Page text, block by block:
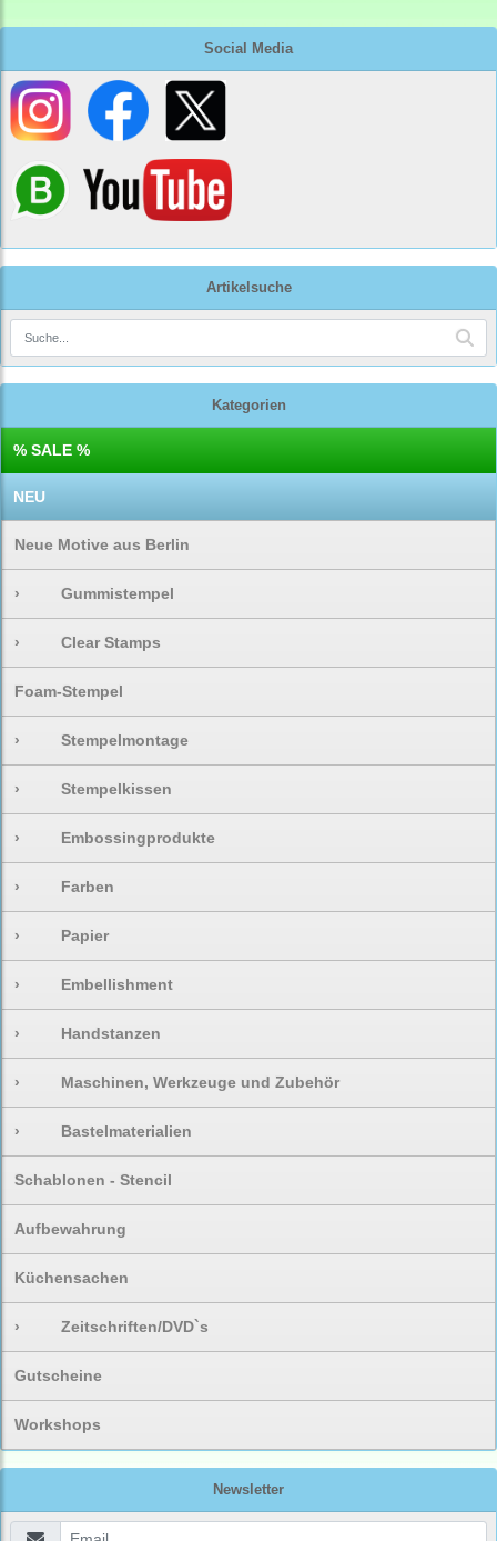
Social Media
Artikelsuche
Kategorien
% SALE %
NEU
Neue Motive aus Berlin
› Gummistempel
› Clear Stamps
Foam-Stempel
› Stempelmontage
› Stempelkissen
› Embossingprodukte
› Farben
› Papier
› Embellishment
› Handstanzen
› Maschinen, Werkzeuge und Zubehör
› Bastelmaterialien
Schablonen - Stencil
Aufbewahrung
Küchensachen
› Zeitschriften/DVD`s
Gutscheine
Workshops
Newsletter